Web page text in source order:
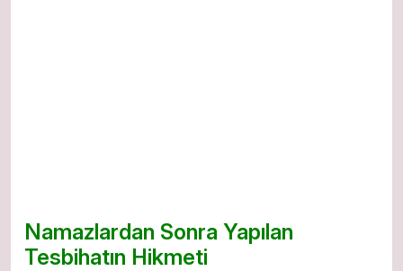
Namazlardan Sonra Yapılan
Tesbihatın Hikmeti